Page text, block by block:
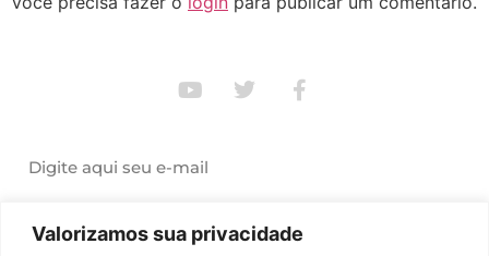
Valorizamos sua privacidade
Enviar